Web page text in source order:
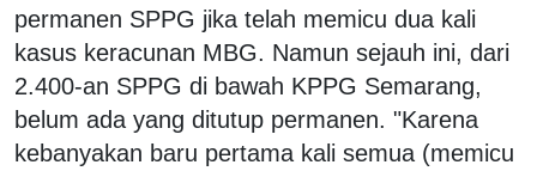
permanen SPPG jika telah memicu dua kali
kasus keracunan MBG. Namun sejauh ini, dari
2.400-an SPPG di bawah KPPG Semarang,
belum ada yang ditutup permanen. "Karena
kebanyakan baru pertama kali semua (memicu